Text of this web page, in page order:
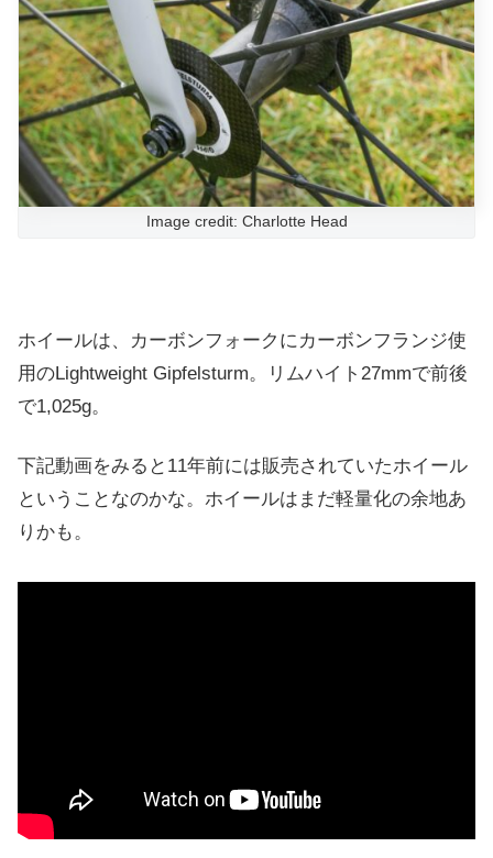
Image credit: Charlotte Head
ホイールは、カーボンフォークにカーボンフランジ使
用のLightweight Gipfelsturm。リムハイト27mmで前後
で1,025g。
下記動画をみると11年前には販売されていたホイール
ということなのかな。ホイールはまだ軽量化の余地あ
りかも。